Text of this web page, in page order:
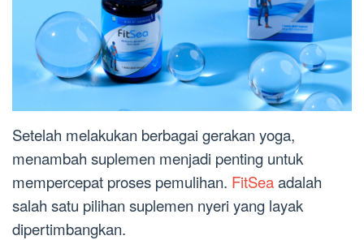
Setelah melakukan berbagai gerakan yoga,
menambah suplemen menjadi penting untuk
mempercepat proses pemulihan. FitSeaadalah
salah satu pilihan suplemen nyeri yang layak
dipertimbangkan.